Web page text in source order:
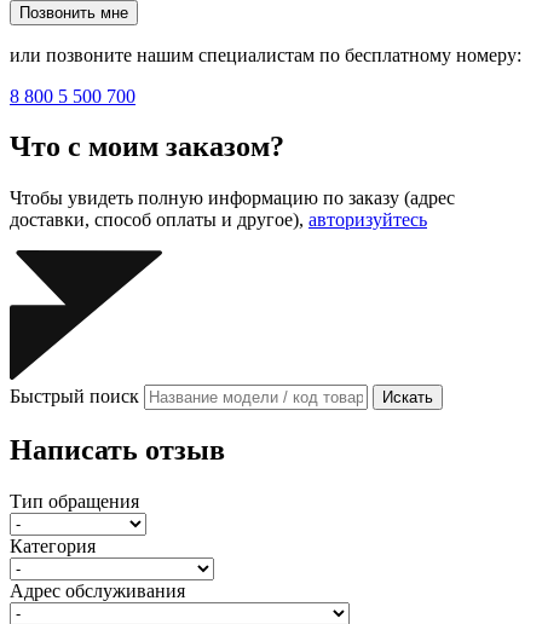
Позвонить мне
или позвоните нашим специалистам по бесплатному номеру:
8 800 5 500 700
Что с моим заказом?
Чтобы увидеть полную информацию по заказу (адрес
доставки, способ оплаты и другое), авторизуйтесь
Быстрый поиск Искать
Написать отзыв
Тип обращения
Категория
Адрес обслуживания